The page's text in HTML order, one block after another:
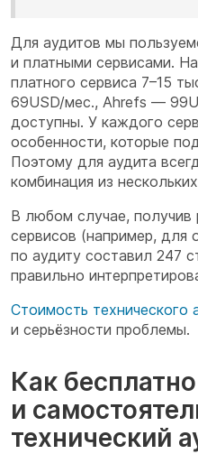
Для аудитов мы
и платными сервисами.
платного сервиса 7–15
69USD/мес., Ahrefs —
доступны. У каждого
особенности, которые
Поэтому для аудита
комбинация из
В любом случае, получив
сервисов (например, для
по аудиту составил 247
правильно
Стоимость технического
и серьёзности проблемы.
Как бесплатно
и
технический